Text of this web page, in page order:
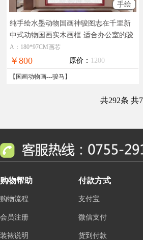
手绘
纯手绘水墨动物国画神骏图志在千里新
中式动物国画实木画框 适合办公室的骏
马图动物国画
A：180*97CM画芯
￥800 原价： 1200
【 国画动物画---骏马 】
共292条 共
购物帮助
购物流程
会员注册
装裱说明
付款方式
支付宝
微信支付
货到付款